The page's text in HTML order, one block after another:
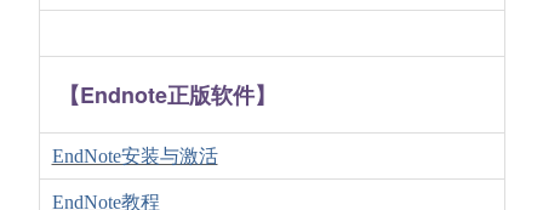
【Endnote正版软件】
EndNote安装与激活
EndNote教程